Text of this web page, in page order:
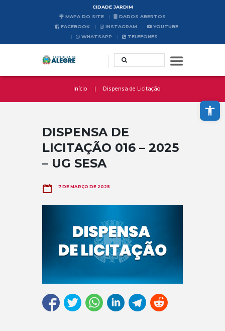
Abrir a barra de ferramentas
CIDADE JARDIM
MAPA DO SITE
DADOS ABERTOS
FACEBOOK
INSTAGRAM
YOUTUBE
WHATSAPP
TELEFONES
Início Dispensa de Licitação
DISPENSA DE
LICITAÇÃO 016 – 2025
– UG SESA
7 DE MARÇO DE 2025